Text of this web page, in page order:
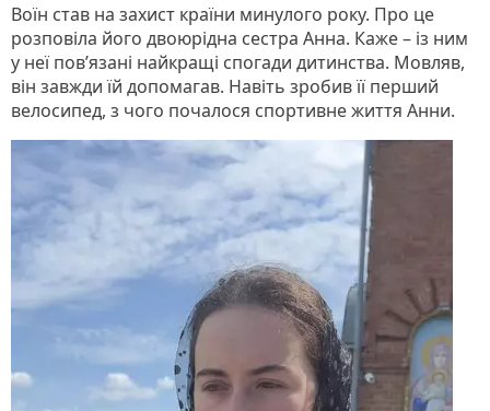
Воїн став на захист країни минулого року. Про це
розповіла його двоюрідна сестра Анна. Каже – із ним
у неї пов’язані найкращі спогади дитинства. Мовляв,
він завжди їй допомагав. Навіть зробив її перший
велосипед, з чого почалося спортивне життя Анни.